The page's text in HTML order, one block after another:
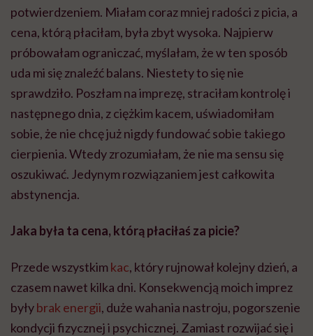
potwierdzeniem. Miałam coraz mniej radości z picia, a
cena, którą płaciłam, była zbyt wysoka. Najpierw
próbowałam ograniczać, myślałam, że w ten sposób
uda mi się znaleźć balans. Niestety to się nie
sprawdziło. Poszłam na imprezę, straciłam kontrolę i
następnego dnia, z ciężkim kacem, uświadomiłam
sobie, że nie chcę już nigdy fundować sobie takiego
cierpienia. Wtedy zrozumiałam, że nie ma sensu się
oszukiwać. Jedynym rozwiązaniem jest całkowita
abstynencja.
Jaka była ta cena, którą płaciłaś za picie?
Przede wszystkimkac, który rujnował kolejny dzień, a
czasem nawet kilka dni. Konsekwencją moich imprez
byłybrak energii, duże wahania nastroju, pogorszenie
kondycji fizycznej i psychicznej. Zamiast rozwijać się i